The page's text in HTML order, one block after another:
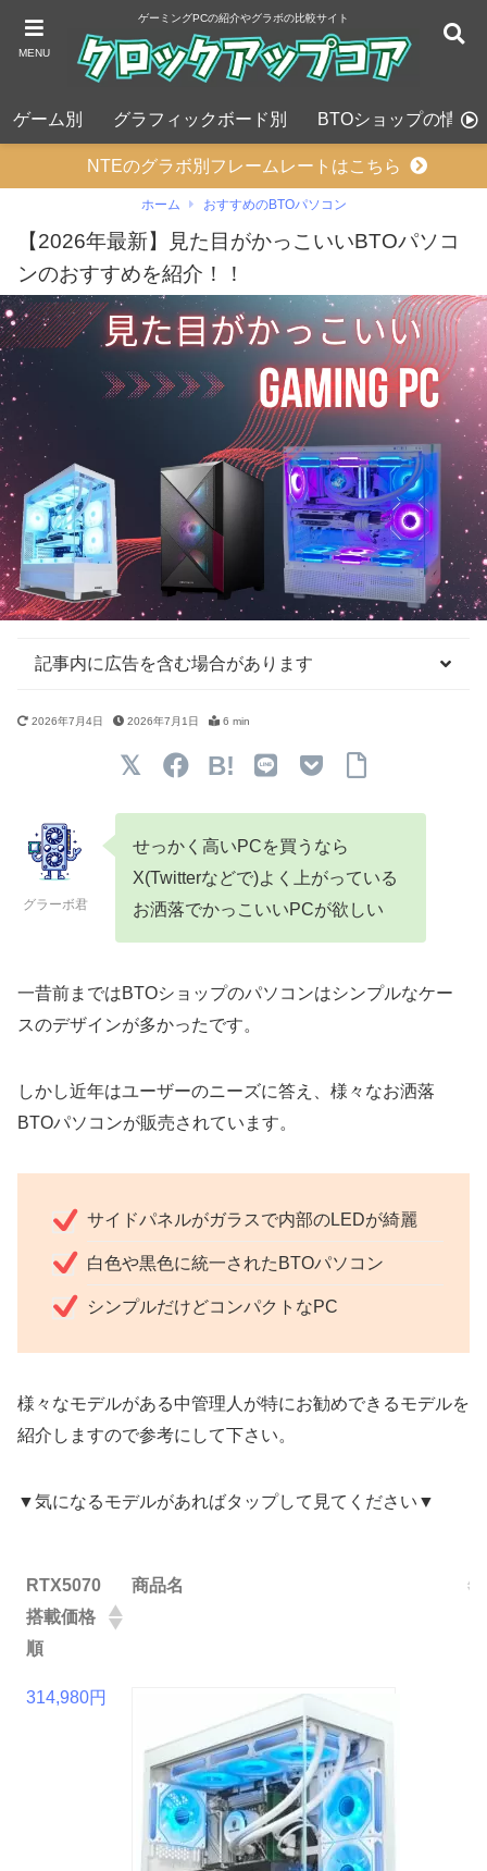
MENU
ゲーミングPCの紹介やグラボの比較サイト
ゲーム別 グラフィックボード別 BTOショップの情報
NTEのグラボ別フレームレートはこちら
ホーム おすすめのBTOパソコン
【2026年最新】見た目がかっこいいBTOパソコ
ンのおすすめを紹介！！
2026年7月4日 2026年7月1日 6 min
記事内に広告を含む場合があります
B!
グラーボ君
せっかく高いPCを買うなら
X(Twitterなどで)よく上がっている
お洒落でかっこいいPCが欲しい
一昔前まではBTOショップのパソコンはシンプルなケー
スのデザインが多かったです。
しかし近年はユーザーのニーズに答え、様々なお洒落
BTOパソコンが販売されています。
サイドパネルがガラスで内部のLEDが綺麗
白色や黒色に統一されたBTOパソコン
シンプルだけどコンパクトなPC
様々なモデルがある中管理人が特にお勧めできるモデルを
紹介しますので参考にして下さい。
▼気になるモデルがあればタップして見てください▼
RTX5070
搭載価格
順
商品名
RTX5070
314,980円